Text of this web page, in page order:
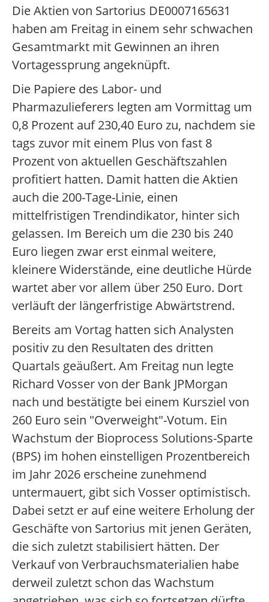
Die Aktien von Sartorius DE0007165631
haben am Freitag in einem sehr schwachen
Gesamtmarkt mit Gewinnen an ihren
Vortagessprung angeknüpft.
Die Papiere des Labor- und
Pharmazulieferers legten am Vormittag um
0,8 Prozent auf 230,40 Euro zu, nachdem sie
tags zuvor mit einem Plus von fast 8
Prozent von aktuellen Geschäftszahlen
profitiert hatten. Damit hatten die Aktien
auch die 200-Tage-Linie, einen
mittelfristigen Trendindikator, hinter sich
gelassen. Im Bereich um die 230 bis 240
Euro liegen zwar erst einmal weitere,
kleinere Widerstände, eine deutliche Hürde
wartet aber vor allem über 250 Euro. Dort
verläuft der längerfristige Abwärtstrend.
Bereits am Vortag hatten sich Analysten
positiv zu den Resultaten des dritten
Quartals geäußert. Am Freitag nun legte
Richard Vosser von der Bank JPMorgan
nach und bestätigte bei einem Kursziel von
260 Euro sein "Overweight"-Votum. Ein
Wachstum der Bioprocess Solutions-Sparte
(BPS) im hohen einstelligen Prozentbereich
im Jahr 2026 erscheine zunehmend
untermauert, gibt sich Vosser optimistisch.
Dabei setzt er auf eine weitere Erholung der
Geschäfte von Sartorius mit jenen Geräten,
die sich zuletzt stabilisiert hätten. Der
Verkauf von Verbrauchsmaterialien habe
derweil zuletzt schon das Wachstum